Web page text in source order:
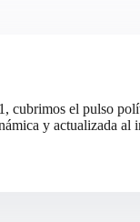
cubrimos el pulso
y actualizada al